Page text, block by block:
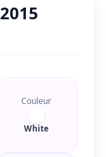
Couleur
White